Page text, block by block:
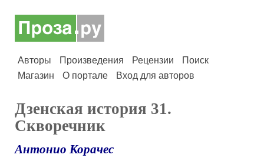
Авторы Произведения Рецензии
Поиск
Магазин
О портале Вход для авторов
Дзенская история 31.
Скворечник
Антонио Корачес